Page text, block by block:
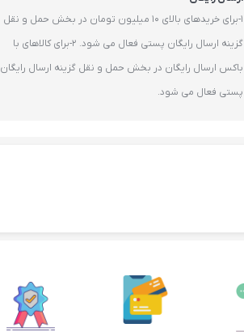
1-برای خریدهای بالای 10 میلیون تومان در بخش حمل و نقل
گزینه ارسال رایگان پستی فعال می شود. 2-برای کالاهای با
باکس ارسال رایگان در بخش حمل و نقل گزینه ارسال رایگان
پستی فعال می شود.